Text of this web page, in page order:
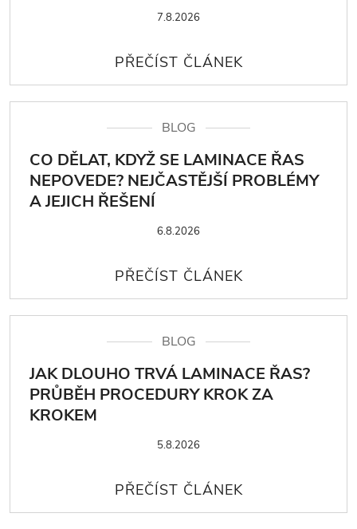
7.8.2026
BLOG
CO DĚLAT, KDYŽ SE LAMINACE ŘAS
NEPOVEDE? NEJČASTĚJŠÍ PROBLÉMY
A JEJICH ŘEŠENÍ
6.8.2026
BLOG
JAK DLOUHO TRVÁ LAMINACE ŘAS?
PRŮBĚH PROCEDURY KROK ZA
KROKEM
5.8.2026